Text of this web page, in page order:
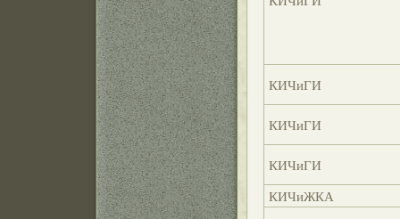
КИЧиГИ
КИЧиГИ
КИЧиГИ
КИЧиЖКА